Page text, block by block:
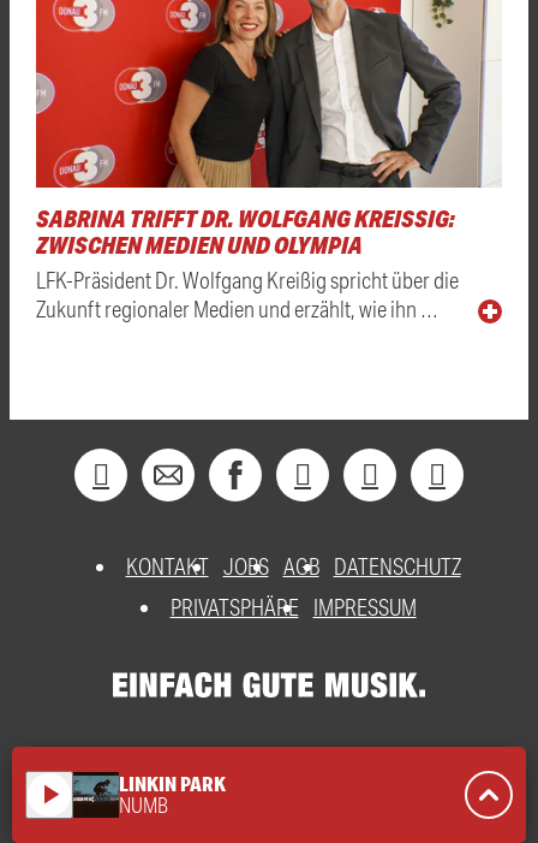
SABRINA TRIFFT DR. WOLFGANG KREISSIG: Z
WISCHEN MEDIEN UND OLYMPIA
LFK-Präsident Dr. Wolfgang Kreißig spricht über die
Zukunft regionaler Medien und erzählt, wie ihn …
KONTAKT JOBS AGB DATENSCHUTZ
PRIVATSPHÄRE
IMPRESSUM
play_arrow LINKIN PARK
NUMB